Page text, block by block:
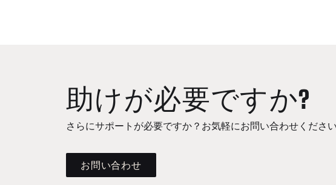
助けが必要ですか?
さらにサポートが必要ですか？お気軽にお問い合わせください
お問い合わせ